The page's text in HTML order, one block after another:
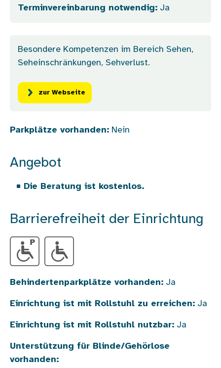
Terminvereinbarung notwendig: Ja
Besondere Kompetenzen im Bereich Sehen,
Seheinschränkungen, Sehverlust.
zur Webseite
Parkplätze vorhanden: Nein
Angebot
Die Beratung ist kostenlos.
Barrierefreiheit der Einrichtung
Behindertenparkplätze vorhanden: Ja
Einrichtung ist mit Rollstuhl zu erreichen: Ja
Einrichtung ist mit Rollstuhl nutzbar: Ja
Unterstützung für Blinde/Gehörlose
vorhanden: